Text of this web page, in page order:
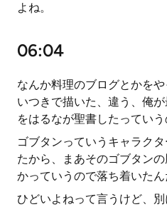
よね。
06:04
なんか料理のブログとかを
いつきで描いた、違う、俺
をはるなが聖書したっていう
ゴブタンっていうキャラク
たから、まあそのゴブタン
かっていうので落ち着いたん
ひどいよねって言うけど、